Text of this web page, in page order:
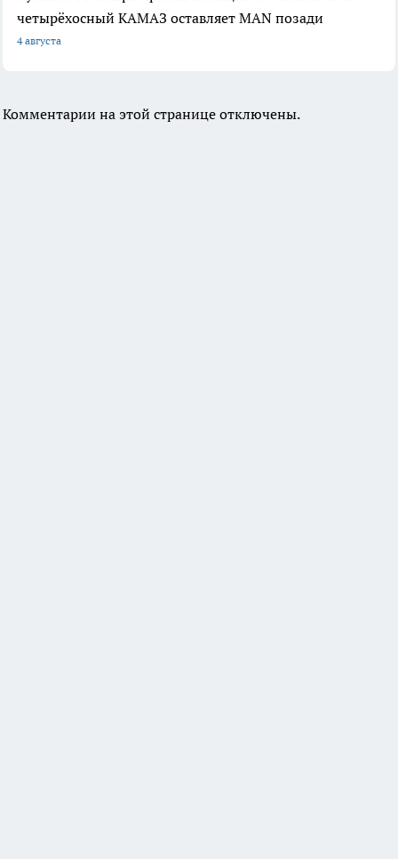
четырёхосный КАМАЗ оставляет MAN позади
4 августа
Комментарии на этой странице отключены.